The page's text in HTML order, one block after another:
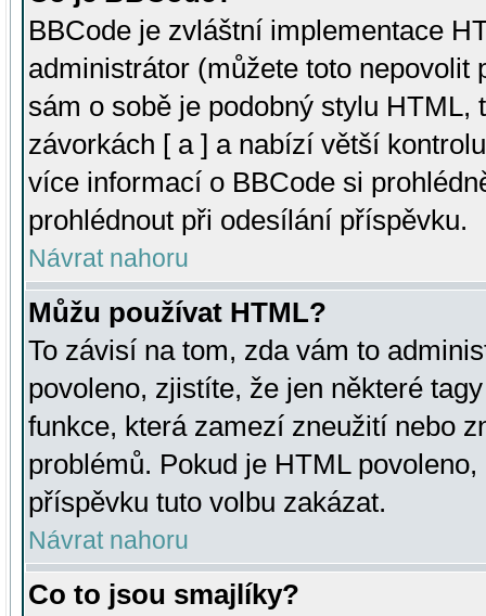
BBCode je zvláštní implementace
administrátor (můžete toto
sám o sobě je podobný stylu HTML,
závorkách [ a ] a nabízí větší
více informací o BBCode si
prohlédnout při odesílání příspěvku.
Návrat nahoru
Můžu používat HTML?
To závisí na tom, zda vám to
povoleno, zjistíte, že jen některé
funkce, která zamezí zneužití nebo
problémů. Pokud je HTML
příspěvku tuto volbu zakázat.
Návrat nahoru
Co to jsou smajlíky?